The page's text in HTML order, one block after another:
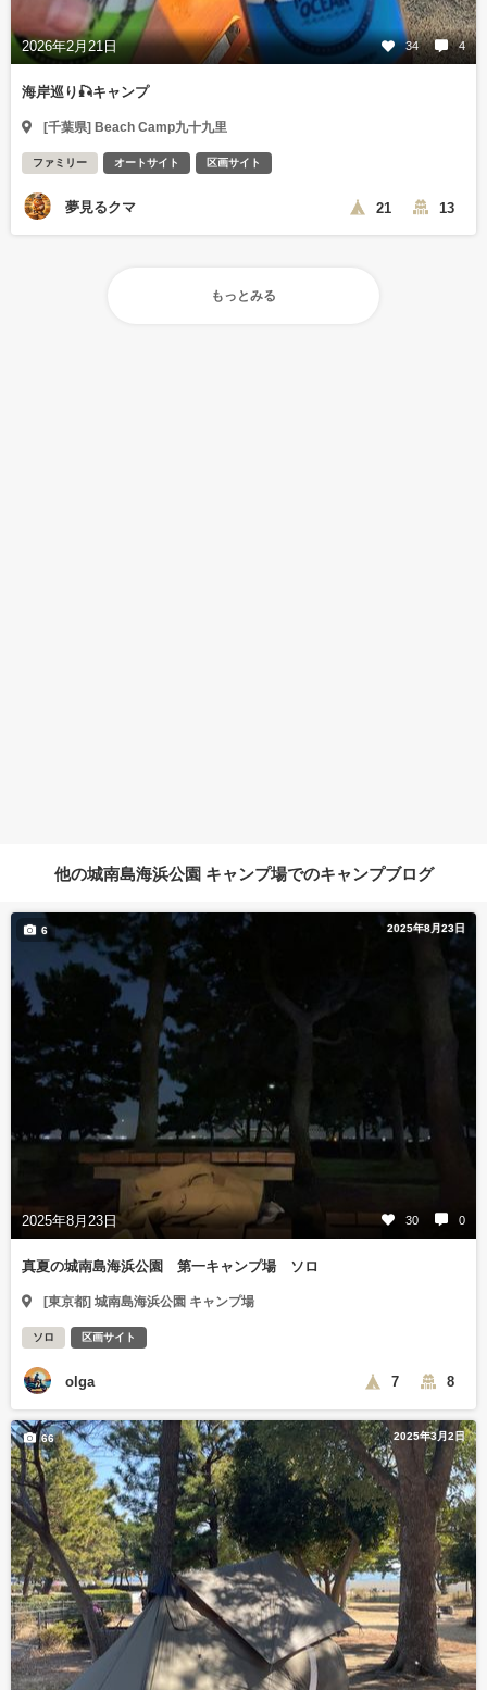
2026年2月21日 34 4
海岸巡り🎣キャンプ
[千葉県] Beach Camp九十九里
ファミリー オートサイト 区画サイト
夢見るクマ 21 13
もっとみる
他の城南島海浜公園 キャンプ場でのキャンプブログ
2025年8月23日
2025年8月23日 30 0
6
真夏の城南島海浜公園 第一キャンプ場 ソロ
[東京都] 城南島海浜公園 キャンプ場
ソロ 区画サイト
olga 7 8
2025年3月2日
66